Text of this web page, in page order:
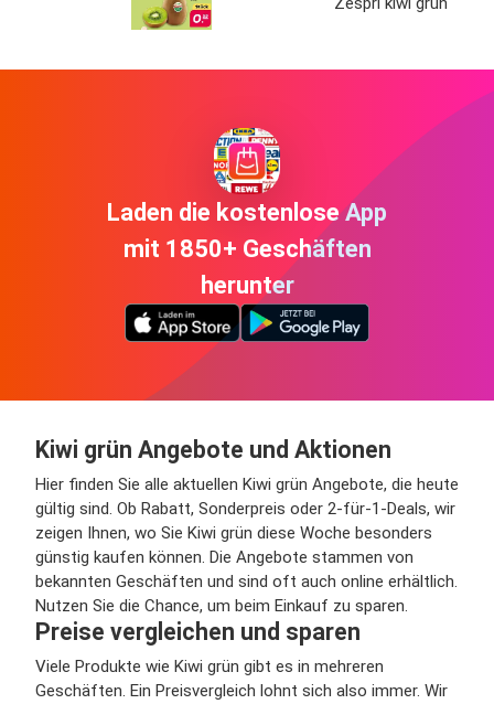
Laden die kostenlose App
mit 1850+ Geschäften
herunter
Kiwi grün Angebote und Aktionen
Hier finden Sie alle aktuellen Kiwi grün Angebote, die heute
gültig sind. Ob Rabatt, Sonderpreis oder 2-für-1-Deals, wir
zeigen Ihnen, wo Sie Kiwi grün diese Woche besonders
günstig kaufen können. Die Angebote stammen von
bekannten Geschäften und sind oft auch online erhältlich.
Nutzen Sie die Chance, um beim Einkauf zu sparen.
Preise vergleichen und sparen
Viele Produkte wie Kiwi grün gibt es in mehreren
Geschäften. Ein Preisvergleich lohnt sich also immer. Wir